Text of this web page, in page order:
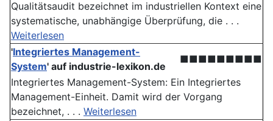
Qualitätsaudit bezeichnet im industriellen Kontext eine
systematische, unabhängige Überprüfung, die . . .
Weiterlesen
'Integriertes Management-
System' auf industrie-lexikon.de
■■■■■■■■■
Integriertes Management-System: Ein Integriertes
Management-Einheit. Damit wird der Vorgang
bezeichnet, . . . Weiterlesen